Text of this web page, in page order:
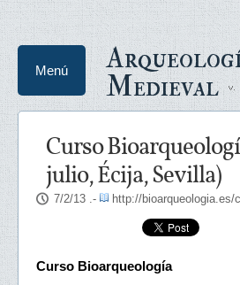
Medieval
Menú
Curso
julio, Écija, Sevilla)
7/2/13 .- http://bioarqueologia.es/
Curso Bioarqueología